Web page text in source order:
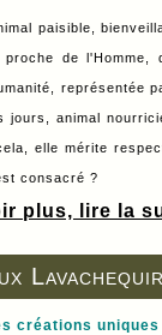
créations uniques
paisible,
de l'Homme,
représentée
jours, animal
elle mérite
consacré ?
plus, lire la